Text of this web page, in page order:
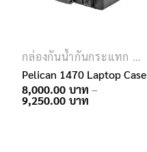
กล่องกันน้ำกันกระแทก PELICAN
Pelican 1470 Laptop Case
8,000.00
–
9,250.00